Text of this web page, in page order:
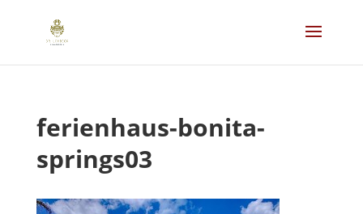
ferienhaus-bonita-
springs03